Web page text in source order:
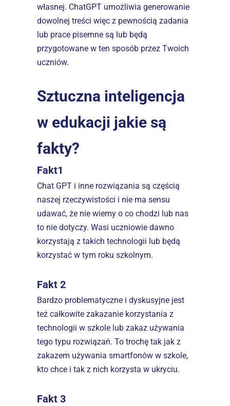
własnej. ChatGPT umożliwia generowanie
dowolnej treści więc z pewnością zadania
lub prace pisemne są lub będą
przygotowane w ten sposób przez Twoich
uczniów.
Sztuczna inteligencja
w edukacji jakie są
fakty?
Fakt1
Chat GPT i inne rozwiązania są częścią
naszej rzeczywistości i nie ma sensu
udawać, że nie wiemy o co chodzi lub nas
to nie dotyczy. Wasi uczniowie dawno
korzystają z takich technologii lub będą
korzystać w tym roku szkolnym.
Fakt 2
Bardzo problematyczne i dyskusyjne jest
też całkowite zakazanie korzystania z
technologii w szkole lub zakaz używania
tego typu rozwiązań. To trochę tak jak z
zakazem używania smartfonów w szkole,
kto chce i tak z nich korzysta w ukryciu.
Fakt 3